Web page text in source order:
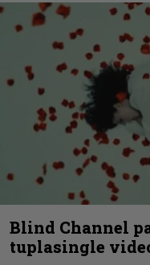
Blind Channel
tuplasingle